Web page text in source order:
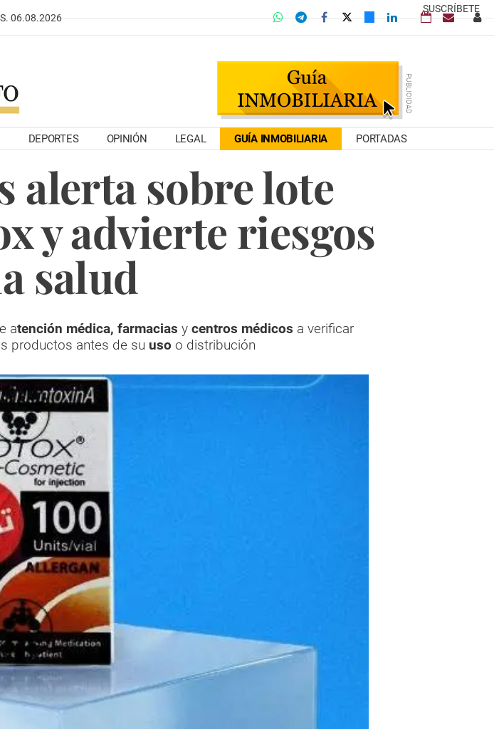
SUSCRÍBETE
06.08.2026
DEPORTES OPINIÓN LEGAL GUÍA INMOBILIARIA PORTADAS
alerta sobre lote
y advierte riesgos
salud
atención médica, farmacias y centros médicos a verificar
productos antes de su uso o distribución